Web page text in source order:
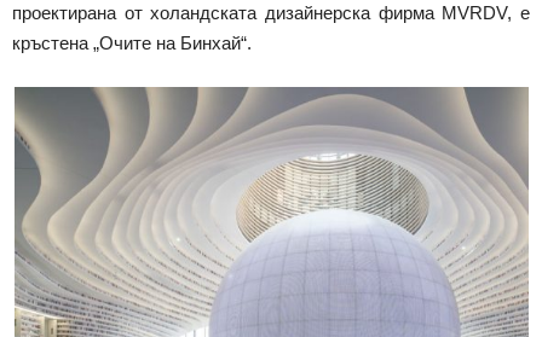
проектирана от холандската дизайнерска фирма MVRDV, е
кръстена „Очите на Бинхай“.